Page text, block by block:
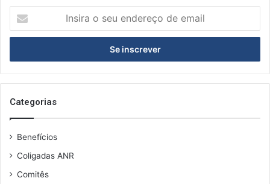
s
r
a
s
e
n
e
Categorias
Benefícios
Coligadas ANR
Comitês